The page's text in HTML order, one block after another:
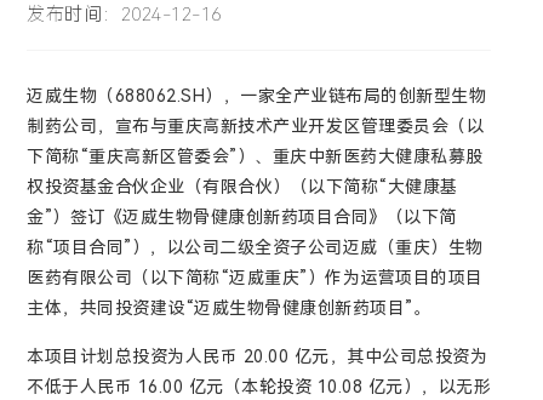
发布时间：2024-12-16
迈威生物（688062.SH），一家全产业链布局的创新型生物
制药公司，宣布与重庆高新技术产业开发区管理委员会（以
下简称“重庆高新区管委会”）、重庆中新医药大健康私募股
权投资基金合伙企业（有限合伙）（以下简称“大健康基
金”）签订《迈威生物骨健康创新药项目合同》（以下简
称“项目合同”），以公司二级全资子公司迈威（重庆）生物
医药有限公司（以下简称“迈威重庆”）作为运营项目的项目
主体，共同投资建设“迈威生物骨健康创新药项目”。
本项目计划总投资为人民币 20.00 亿元，其中公司总投资为
不低于人民币 16.00 亿元（本轮投资 10.08 亿元），以无形